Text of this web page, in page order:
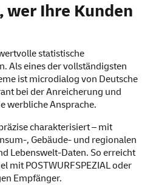
wer Ihre Kunden
statistische
Als eines der vollständigsten
ist microdialog von Deutsche
bei der Anreicherung und
werbliche Ansprache.
charakterisiert – mit
, Gebäude- und regionalen
Lebenswelt-Daten. So erreicht
mit POSTWURFSPEZIAL oder
Empfänger.